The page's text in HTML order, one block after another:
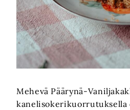
Mehevä Päärynä-
kanelisokerikuorrutuksella